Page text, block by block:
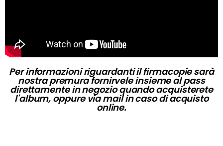
Per informazioni riguardanti il firmacopie sarà
nostra premura fornirvele insieme al pass
direttamente in negozio quando acquisterete
l'album, oppure via mail in caso di acquisto
online.